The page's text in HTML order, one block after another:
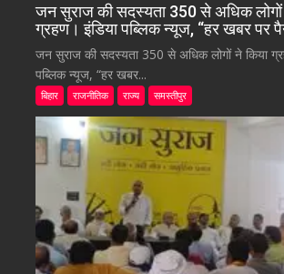
जन सुराज की सदस्यता 350 से अधिक लोगों
ग्रहण। इंडिया पब्लिक न्यूज, “हर खबर पर
जन सुराज की सदस्यता 350 से अधिक लोगों ने किया
पब्लिक न्यूज, “हर खबर...
बिहार राजनीतिक राज्य समस्तीपुर